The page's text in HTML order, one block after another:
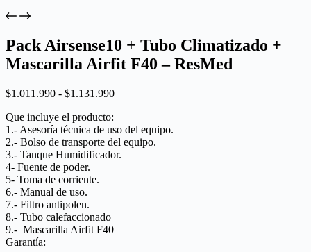
Pack Airsense10 + Tubo Climatizado +
Mascarilla Airfit F40 – ResMed
$1.011.990 - $1.131.990Rango
desde
$1.011.990
hasta
Que incluye el producto:
1.- Asesoría técnica de uso del equipo.
2.- Bolso de transporte del equipo.
3.- Tanque Humidificador.
4- Fuente de poder.
5- Toma de corriente.
6.- Manual de uso.
7.- Filtro antipolen.
8.- Tubo calefaccionado
9.- Mascarilla Airfit F40
Garantía: